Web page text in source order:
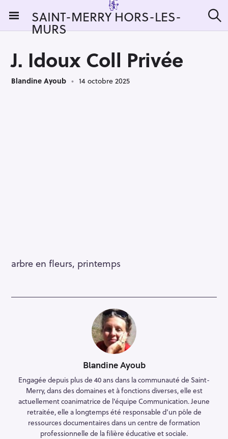
i
SAINT-MERRY HORS-LES-
MURS e
J. Idoux Coll Privée
Blandine Ayoub 14 octobre 2025
arbre en fleurs, printemps
Blandine Ayoub
Engagée depuis plus de 40 ans dans la communauté de Saint-
Merry, dans des domaines et à fonctions diverses, elle est
actuellement coanimatrice de l'équipe Communication. Jeune
retraitée, elle a longtemps été responsable d’un pôle de
ressources documentaires dans un centre de formation
professionnelle de la filière éducative et sociale.